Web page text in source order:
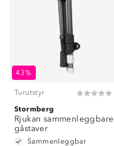
43%
Turutstyr
Stormberg
Rjukan sammenleggbare
gåstaver
Sammenleggbar